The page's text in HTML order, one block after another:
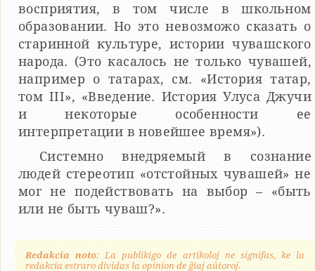
восприятия, в том числе в школьном
образовании. Но это невозможо сказать о
старинной культуре, истории чувашского
народа. (Это касалось не только чувашей,
например о татарах, см. «История татар,
том III», «Введение. История Улуса Джучи
и некоторые особенности ее
интерпретации в новейшее время»).
Системно внедряемый в сознание
людей стереотип «отстойных чувашей» не
мог не подействовать на выбор – «быть
или не быть чуваш?».
Redakcia noto: La publikigo de artikoloj ne signifas, ke la
redakcia estraro dividas la opinion de ĝiaj aŭtoroj.